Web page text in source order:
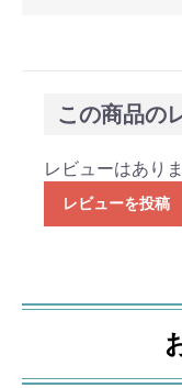
この商品の
レビューはありま
レビューを投稿